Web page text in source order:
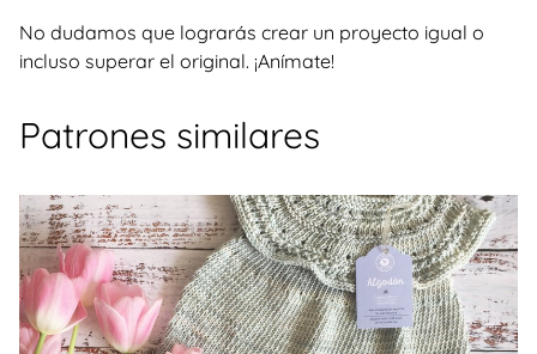
No dudamos que lograrás crear un proyecto igual o
incluso superar el original. ¡Anímate!
Patrones similares